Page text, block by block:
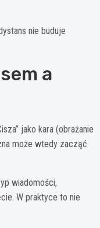
nie buduje
a
jako kara (obrażanie
może wtedy zacząć
wiadomości,
W praktyce to nie